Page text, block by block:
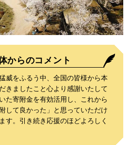
からのコメント
威をふるう中、全国の皆様から本
きましたこと心より感謝いたして
た寄附金を有効活用し、これから
して良かった」と思っていただけ
す。引き続き応援のほどよろしく